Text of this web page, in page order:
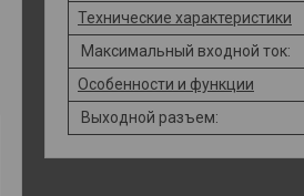
Технические характеристики
Максимальный входной ток:
Особенности и функции
Выходной разъем: